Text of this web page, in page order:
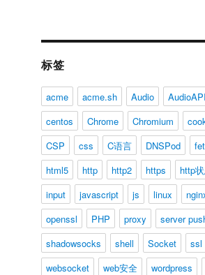
标签
acme acme.sh Audio
AudioAPI
centos
Chrome Chromium
CSP
css C语言 DNSPod
html5
http http2 https
http
input
javascript js linux
openssl
PHP proxy
server
shadowsocks
shell Socket ssl
websocket
web安全 wordpress